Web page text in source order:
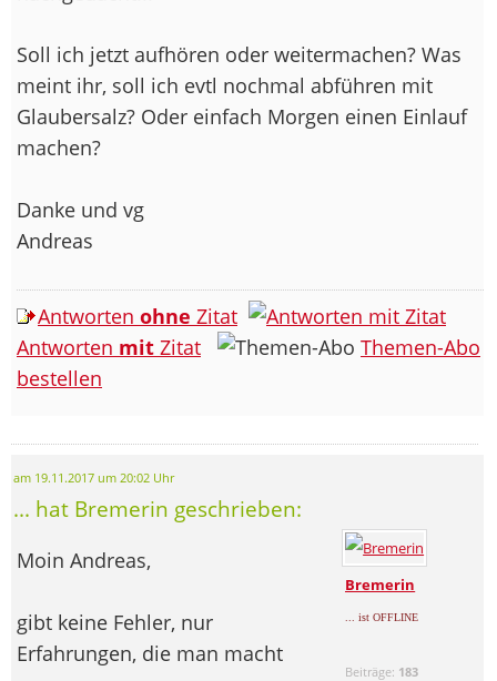
Soll ich jetzt aufhören oder weitermachen? Was
meint ihr, soll ich evtl nochmal abführen mit
Glaubersalz? Oder einfach Morgen einen Einlauf
machen?
Danke und vg
Andreas
Antworten ohne Zitat
Antworten mit Zitat
Themen-Abo
bestellen
am 19.11.2017 um 20:02 Uhr
... hat Bremerin geschrieben:
Bremerin
... ist OFFLINE
Beiträge: 183
Moin Andreas,
gibt keine Fehler, nur
Erfahrungen, die man macht